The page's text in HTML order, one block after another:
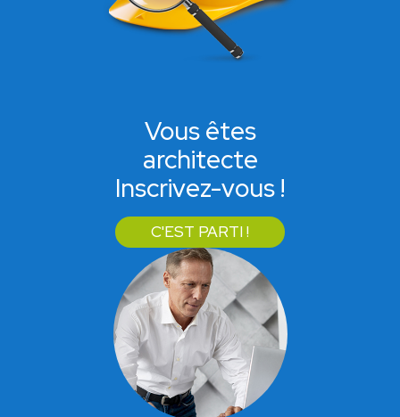
Vous êtes
architecte
Inscrivez-vous !
C'EST PARTI !